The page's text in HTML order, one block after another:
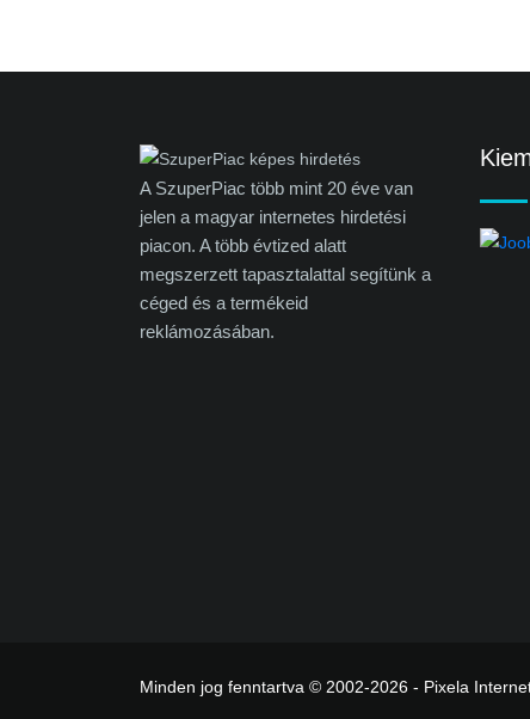
A SzuperPiac több mint 20 éve van
jelen a magyar internetes hirdetési
piacon. A több évtized alatt
megszerzett tapasztalattal segítünk a
céged és a termékeid
reklámozásában.
Minden jog fenntartva © 2002-2026 - Pixela